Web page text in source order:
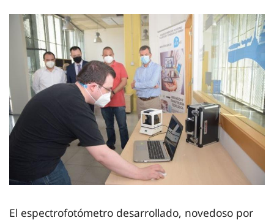
El espectrofotómetro desarrollado, novedoso por